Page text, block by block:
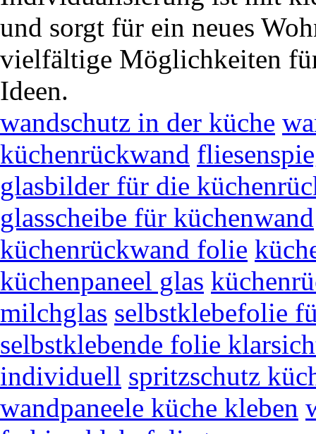
und sorgt für ein neues
vielfältige Möglichkeiten
Ideen.
wandschutz in der küche
küchenrückwand
glasbilder für die
glasscheibe für küchenwand
küchenrückwand folie
küchenpaneel glas
milchglas selbstklebefolie
selbstklebende folie
individuell spritzschutz
wandpaneele küche kleben